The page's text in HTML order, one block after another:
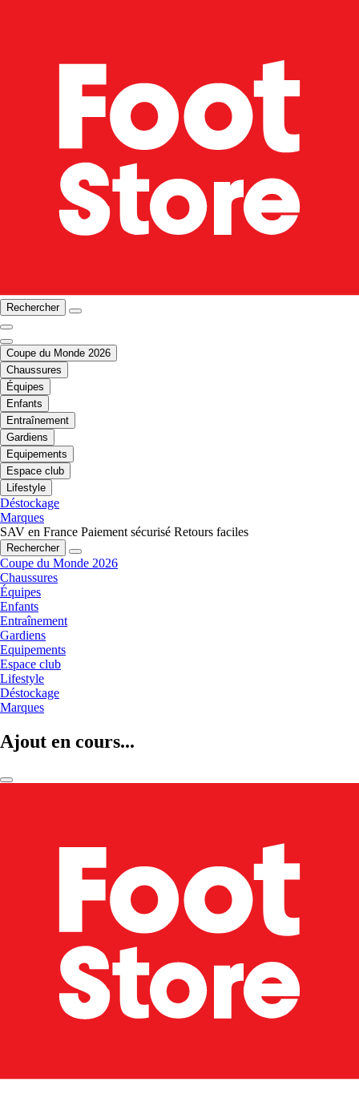
Rechercher
Coupe du Monde 2026
Chaussures
Équipes
Enfants
Entraînement
Gardiens
Equipements
Espace club
Lifestyle
Déstockage
Marques
SAV en France Paiement sécurisé Retours faciles
Rechercher
Coupe du Monde 2026
Chaussures
Équipes
Enfants
Entraînement
Gardiens
Equipements
Espace club
Lifestyle
Déstockage
Marques
Ajout en cours...